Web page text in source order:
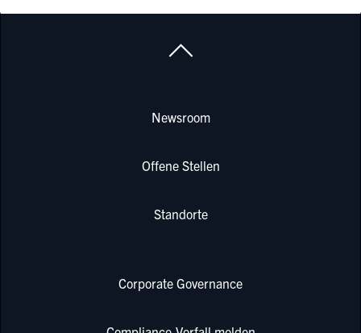
Newsroom
Offene Stellen
Standorte
Corporate Governance